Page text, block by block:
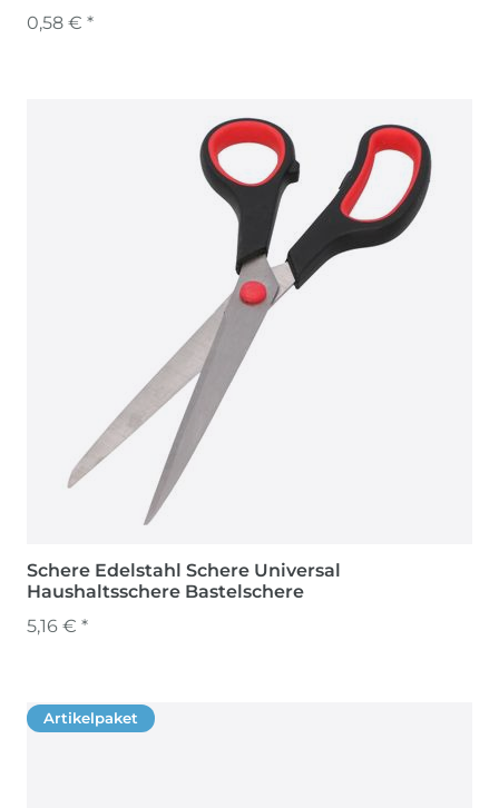
0,58 € *
Schere Edelstahl Schere Universal
Haushaltsschere Bastelschere
5,16 € *
Artikelpaket